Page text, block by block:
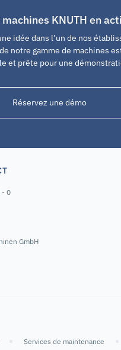
KNUTH en
idée dans l’un de nos
notre gamme de machines
et prête pour une
Réservez une démo
- 0
GmbH
Services de maintenance